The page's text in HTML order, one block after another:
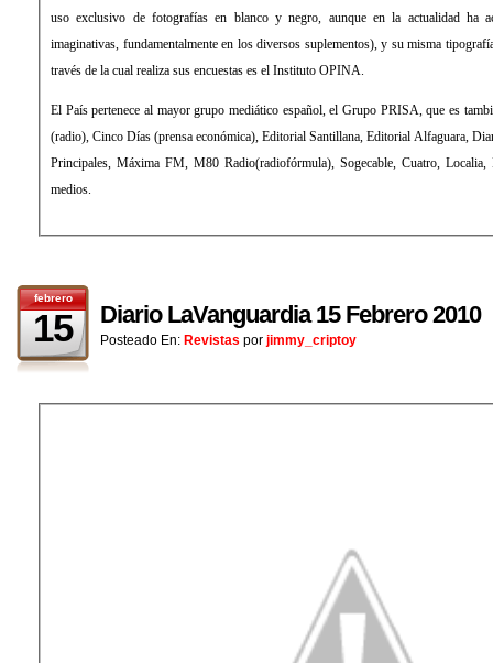
uso exclusivo de fotografías en blanco y negro, aunque en la actualidad ha
imaginativas, fundamentalmente en los diversos suplementos), y su misma
través de la cual realiza sus encuestas es el Instituto OPINA.
El País pertenece al mayor grupo mediático español, el Grupo PRISA, que es
(radio), Cinco Días (prensa económica), Editorial Santillana, Editorial Alfaguara,
Principales, Máxima FM, M80 Radio(radiofórmula), Sogecable, Cuatro,
medios.
febrero
15 Diario LaVanguardia 15 Febrero 2010
Posteado En: Revistas por jimmy_criptoy